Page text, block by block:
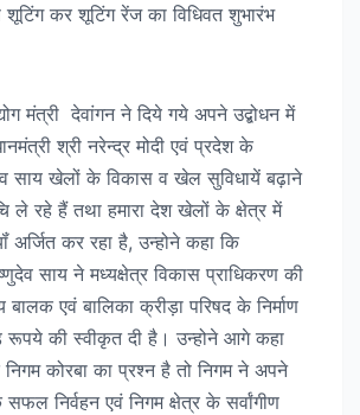
कर शूटिंग रेंज का विधिवत शुभारंभ
मंत्री देवांगन ने दिये गये अपने उद्बोधन में
श्री नरेन्द्र मोदी एवं प्रदेश के
साय खेलों के विकास व खेल सुविधायें बढ़ाने
ले रहे हैं तथा हमारा देश खेलों के क्षेत्र में
अर्जित कर रहा है, उन्होने कहा कि
साय ने मध्यक्षेत्र विकास प्राधिकरण की
एवं बालिका क्रीड़ा परिषद के निर्माण
की स्वीकृत दी है। उन्होने आगे कहा
कोरबा का प्रश्न है तो निगम ने अपने
निर्वहन एवं निगम क्षेत्र के सर्वांगीण